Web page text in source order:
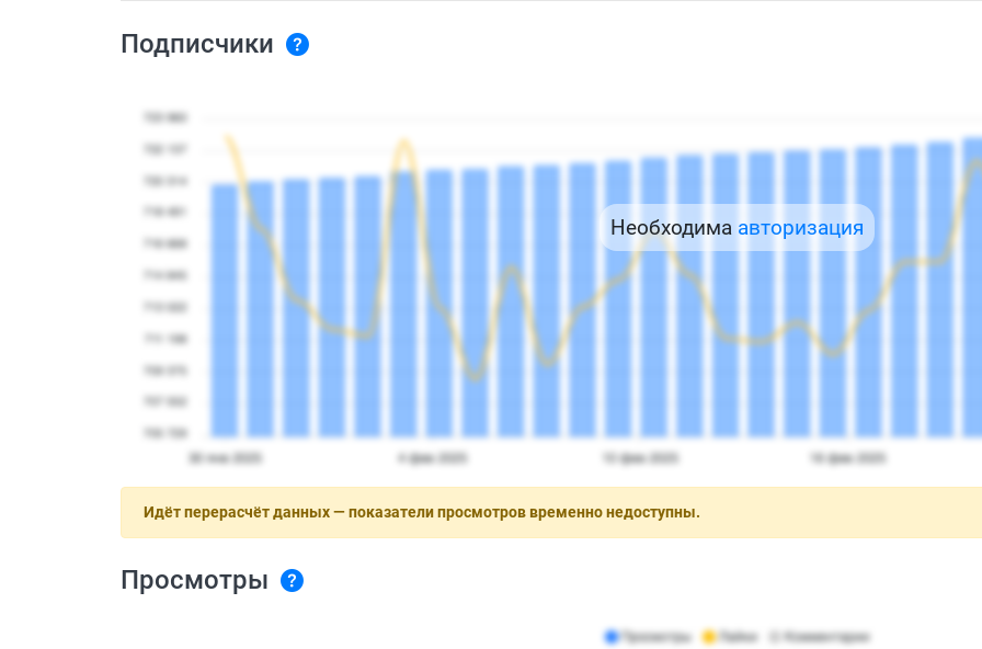
Подписчики
Необходима авторизация
Идёт перерасчёт данных — показатели просмотров временно недоступны.
Просмотры